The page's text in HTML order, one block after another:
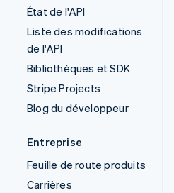
État de l'API
Liste des modifications
de l'API
Bibliothèques et SDK
Stripe Projects
Blog du développeur
Entreprise
Feuille de route produits
Carrières